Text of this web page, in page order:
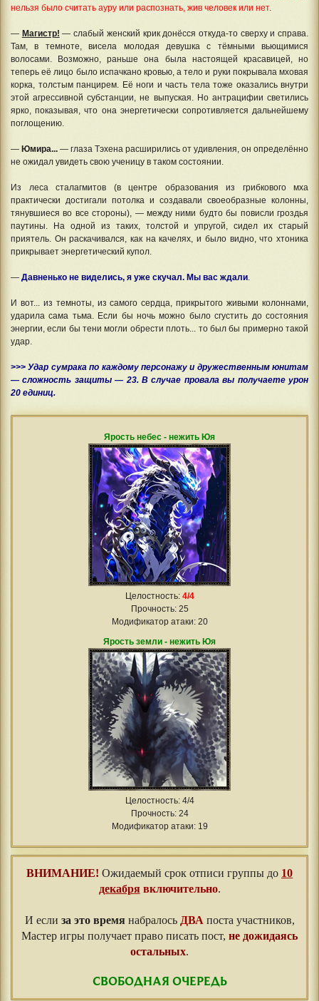
нельзя было считать ауру или распознать, жив человек или нет.
— Магистр! — слабый женский крик донёсся откуда-то сверху и справа.
Там, в темноте, висела молодая девушка с тёмными вьющимися
волосами. Возможно, раньше она была настоящей красавицей, но
теперь её лицо было испачкано кровью, а тело и руки покрывала мховая
корка, толстым панцирем. Её ноги и часть тела тоже оказались внутри
этой агрессивной субстанции, не выпуская. Но антрацифии светились
ярко, показывая, что она энергетически сопротивляется дальнейшему
поглощению.
— Юмира... — глаза Тэхена расширились от удивления, он определённо
не ожидал увидеть свою ученицу в таком состоянии.
Из леса сталагмитов (в центре образования из грибкового мха
практически достигали потолка и создавали своеобразные колонны,
тянувшиеся во все стороны), — между ними будто бы повисли гроздья
паутины. На одной из таких, толстой и упругой, сидел их старый
приятель. Он раскачивался, как на качелях, и было видно, что хтоника
прикрывает энергетический купол.
— Давненько не виделись, я уже скучал. Мы вас ждали
И вот... из темноты, из самого сердца, прикрытого живыми колоннами,
ударила сама тьма. Если бы ночь можно было сгустить до состояния
энергии, если бы тени могли обрести плоть... то был бы примерно такой
удар.
>>> Удар сумрака по каждому персонажу и дружественным юнитам
— сложность защиты — 23. В случае провала вы получаете урон
20 единиц.
Ярость небес - нежить Юя
Целостность: 4/4
Прочность: 25
Модификатор атаки: 20
Ярость земли - нежить Юя
Целостность: 4/4
Прочность: 24
Модификатор атаки: 19
ВНИМАНИЕ! Ожидаемый срок отписи группы до 10
декабрявключительно.
И если за это времянабралось ДВАпоста участников,
Мастер игры получает право писать пост, не дожидаясь
остальных.
СВОБОДНАЯ ОЧЕРЕДЬ